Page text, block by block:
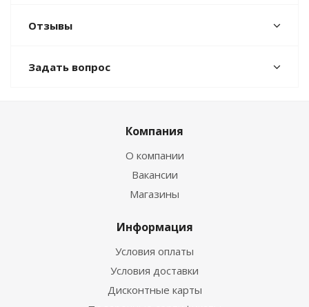
Отзывы
Задать вопрос
Компания
О компании
Вакансии
Магазины
Информация
Условия оплаты
Условия доставки
Дисконтные карты